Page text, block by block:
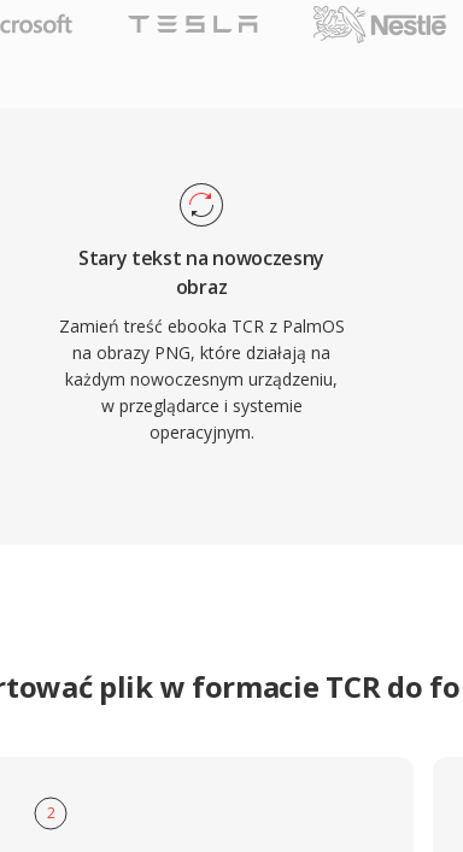
Stary tekst na nowoczesny
obraz
Zamień treść ebooka TCR z PalmOS
na obrazy PNG, które działają na
każdym nowoczesnym urządzeniu,
w przeglądarce i systemie
operacyjnym.
plik w formacie TCR do
2